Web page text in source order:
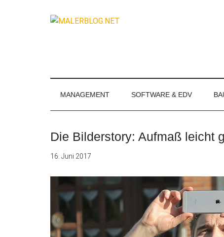
Stuckateure
MANAGEMENT SOFTWARE & EDV
Die Bilderstory: Aufmaß leicht
16. Juni 2017